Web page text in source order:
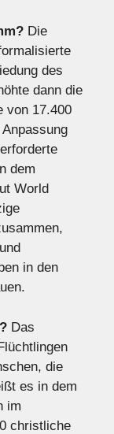
Die
des
dann die
von 17.400
dem
World
in den
Das
die
es in dem
im
christliche